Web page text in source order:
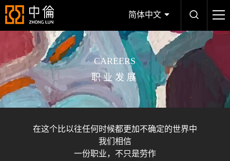
简体中文
CAREERS
职业发展
在这个比以往任何时候都更加不确定的世界中
我们相信
一份职业，不只是劳作